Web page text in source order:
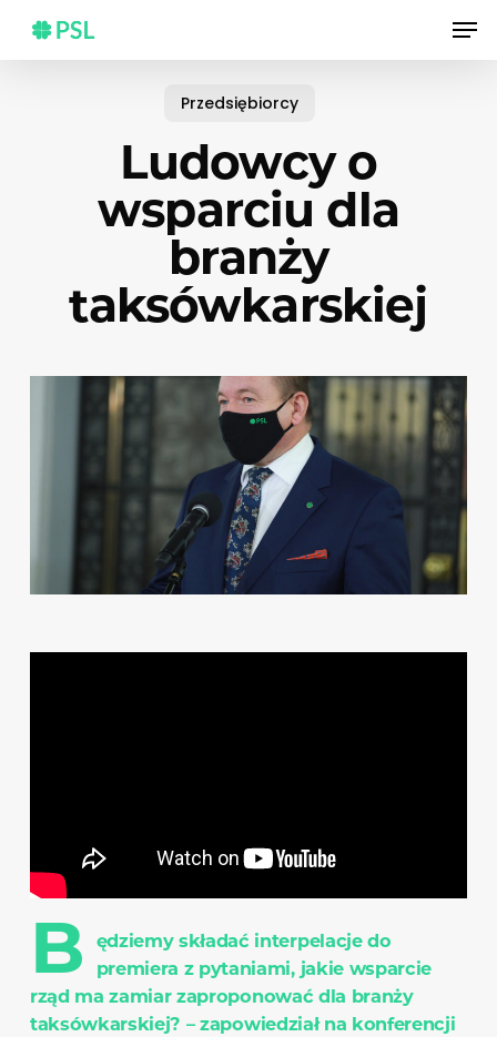
main
Przedsiębiorcy
Ludowcy o
wsparciu dla
branży
taksówkarskiej
B
ędziemy składać interpelacje do
premiera z pytaniami, jakie wsparcie
rząd ma zamiar zaproponować dla branży
taksówkarskiej? – zapowiedział na konferencji